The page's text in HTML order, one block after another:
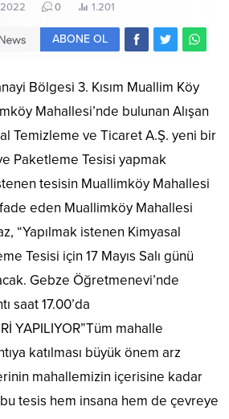
0 1.201
ABONE OL
Bölgesi 3. Kısım Muallim Köy
Mahallesi’nde bulunan Alışan
Temizleme ve Ticaret A.Ş. yeni bir
Paketleme Tesisi yapmak
tesisin Muallimköy Mahallesi
eden Muallimköy Mahallesi
“Yapılmak istenen Kimyasal
Tesisi için 17 Mayıs Salı günü
Gebze Öğretmenevi’nde
saat 17.00’da
YAPILIYOR”Tüm mahalle
katılması büyük önem arz
mahallemizin içerisine kadar
tesis hem insana hem de çevreye